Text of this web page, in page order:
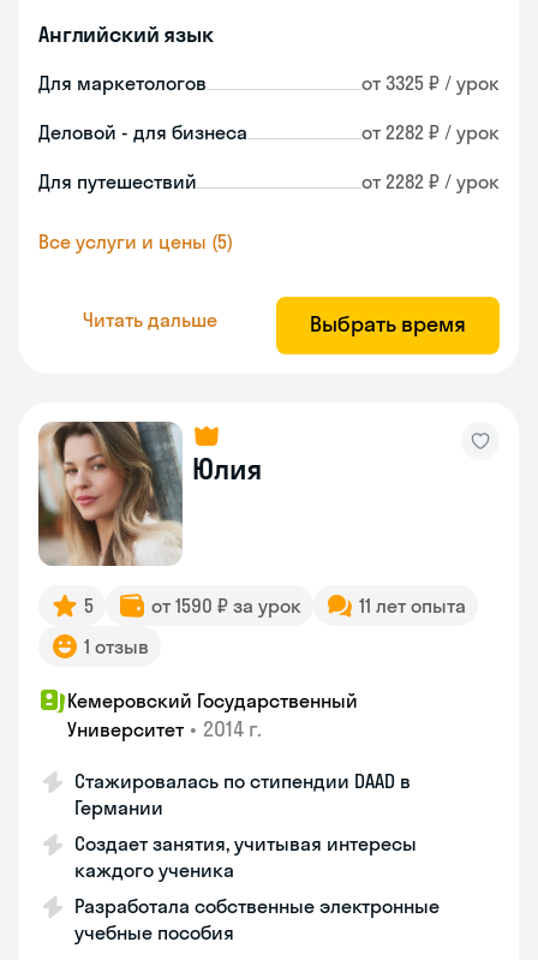
Английский язык
Для маркетологов от 3325 ₽ / урок
Деловой - для бизнеса от 2282 ₽ / урок
Для путешествий от 2282 ₽ / урок
Все услуги и цены (5)
Читать дальше Выбрать время
Юлия
5 от 1590 ₽ за урок
11 лет опыта
1 отзыв
Кемеровский Государственный
Университет • 2014 г.
Стажировалась по стипендии DAAD в
Германии
Создает занятия, учитывая интересы
каждого ученика
Разработала собственные электронные
учебные пособия